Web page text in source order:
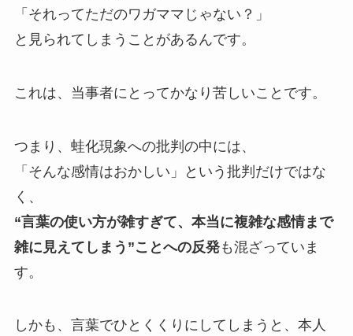
「それってただのワガママじゃない？」
と見られてしまうことがあるんです。
これは、当事者にとってかなり苦しいことです。
つまり、蛙化現象への批判の中には、
「そんな感情はおかしい」という批判だけではな
く、
“言葉の使い方が雑すぎて、本当に複雑な感情まで
雑に見えてしまう”ことへの反発も混ざっていま
す。
しかも、言葉でひとくくりにしてしまうと、本人